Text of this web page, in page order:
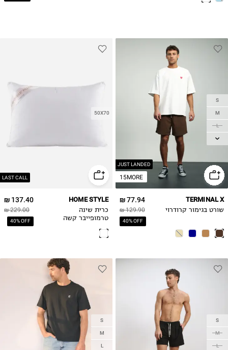
JUST LANDED
15MORE
S
M
L
XL
77.94 ₪
129.90 ₪
40% OFF
TERMINAL X
שורט בגימור קרודרוי
LAST CALL
50X70
137.40 ₪
229.00 ₪
40% OFF
HOME STYLE
כרית שינה
טרמופייבר קשה
S
M
L
S
M
L